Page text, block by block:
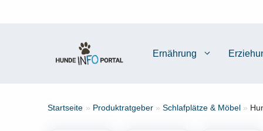
Ernährung
Startseite » Produktratgeber » Schlafplätze & Möbel »